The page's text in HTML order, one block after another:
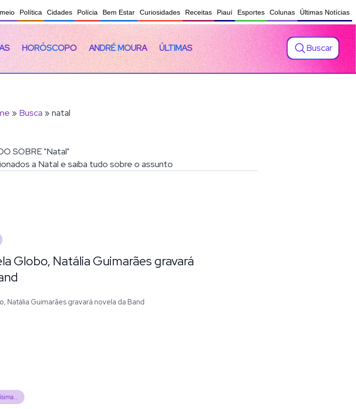
Política Cidades Polícia Bem Estar Curiosidades Receitas Piauí Esportes Colunas Últimas Notícias
HORÓSCOPO ANDRÉ MOURA ÚLTIMAS Buscar
» Busca » natal
SOBRE "Natal"
a Natal e saiba tudo sobre o assunto
Globo, Natália Guimarães gravará
Natália Guimarães gravará novela da Band